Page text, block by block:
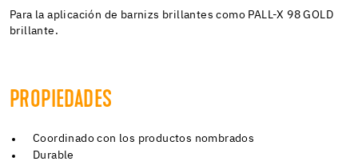
Para la aplicación de barnizs brillantes como PALL-X 98 GOLD
brillante.
PROPIEDADES
Coordinado con los productos nombrados
Durable